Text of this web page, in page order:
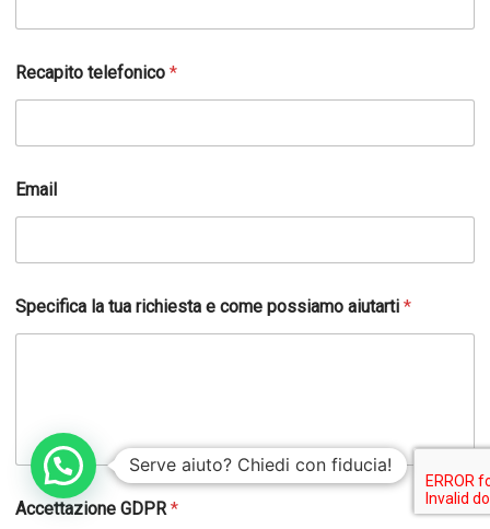
Recapito telefonico*
Email
Specifica la tua richiesta e come possiamo aiutarti*
Accettazione GDPR*
Serve aiuto? Chiedi con fiducia!